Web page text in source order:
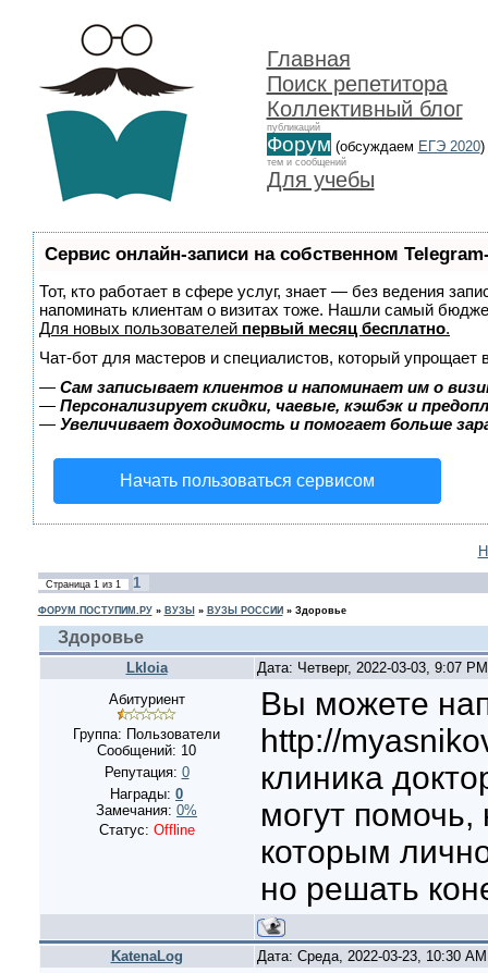
Главная
Поиск репетитора
Коллективный блог
публикаций
Форум (обсуждаем ЕГЭ 2020)
тем и сообщений
Для учебы
Сервис онлайн-записи на собственном
Тот, кто работает в сфере услуг, знает — без ведения
напоминать клиентам о визитах тоже. Нашли самый
Для новых пользователей первый месяц бесплатно.
Чат-бот для мастеров и специалистов, который упрощает
— Сам записывает клиентов и напоминает им о
— Персонализирует скидки, чаевые, кэшбэк и
— Увеличивает доходимость и помогает больше
Начать пользоваться сервисом
Страница 1из 1 1
ФОРУМ ПОСТУПИМ.РУ» ВУЗЫ » ВУЗЫ РОССИИ » Здоровье
Здоровье
Lkloia
Дата: Четверг, 2022-03-03, 9:07
Абитуриент
Группа: Пользователи
Сообщений: 10
Репутация: 0
Награды: 0
Замечания: 0%
Статус: Offline
Вы можете
http://
клиника
могут
которым
но решать
KatenaLog
Дата: Среда, 2022-03-23, 10:30